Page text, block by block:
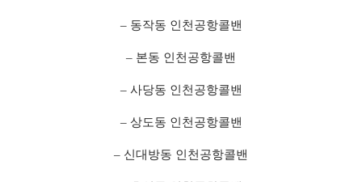
– 동작동 인천공항콜밴
– 본동 인천공항콜밴
– 사당동 인천공항콜밴
– 상도동 인천공항콜밴
– 신대방동 인천공항콜밴